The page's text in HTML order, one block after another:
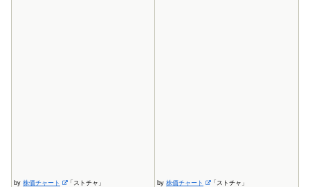
by 株価チャート 「ストチャ」 by 株価チャート 「ストチャ」